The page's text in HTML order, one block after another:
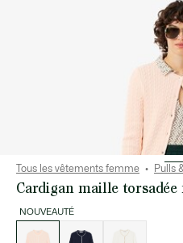
Tous les vêtements femme Pulls
Cardigan maille torsadée
NOUVEAUTÉ
des
déclinaisons